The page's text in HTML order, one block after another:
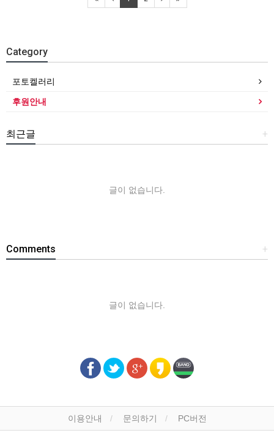
Category
포토켈러리
후원안내
+
최근글
글이 없습니다.
+
Comments
글이 없습니다.
이용안내 문의하기 PC버전